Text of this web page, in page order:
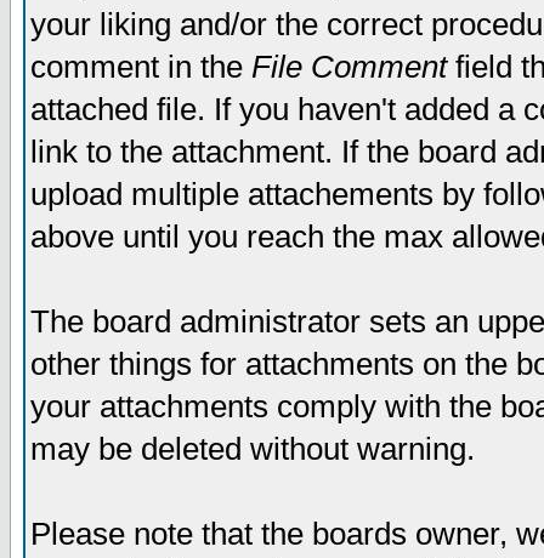
your liking and/or the correct
comment in the File Commentfield
attached file. If you haven't added a
link to the attachment. If the board
upload multiple attachements by
above until you reach the max
The board administrator sets an
other things for attachments on the
your attachments comply with the
may be deleted without warning.
Please note that the boards owner,